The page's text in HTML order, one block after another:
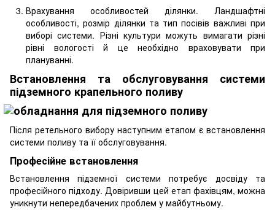
Врахування особливостей ділянки. Ландшафтні
особливості, розмір ділянки та тип посівів важливі при
виборі системи. Різні культури можуть вимагати різні
рівні вологості й це необхідно враховувати при
плануванні.
Встановлення та обслуговування системи
підземного крапельного поливу
Після ретельного вибору наступним етапом є встановлення
системи поливу та її обслуговування.
Професійне встановлення
Встановлення підземної системи потребує досвіду та
професійного підходу. Довіривши цей етап фахівцям, можна
уникнути непередбачених проблем у майбутньому.